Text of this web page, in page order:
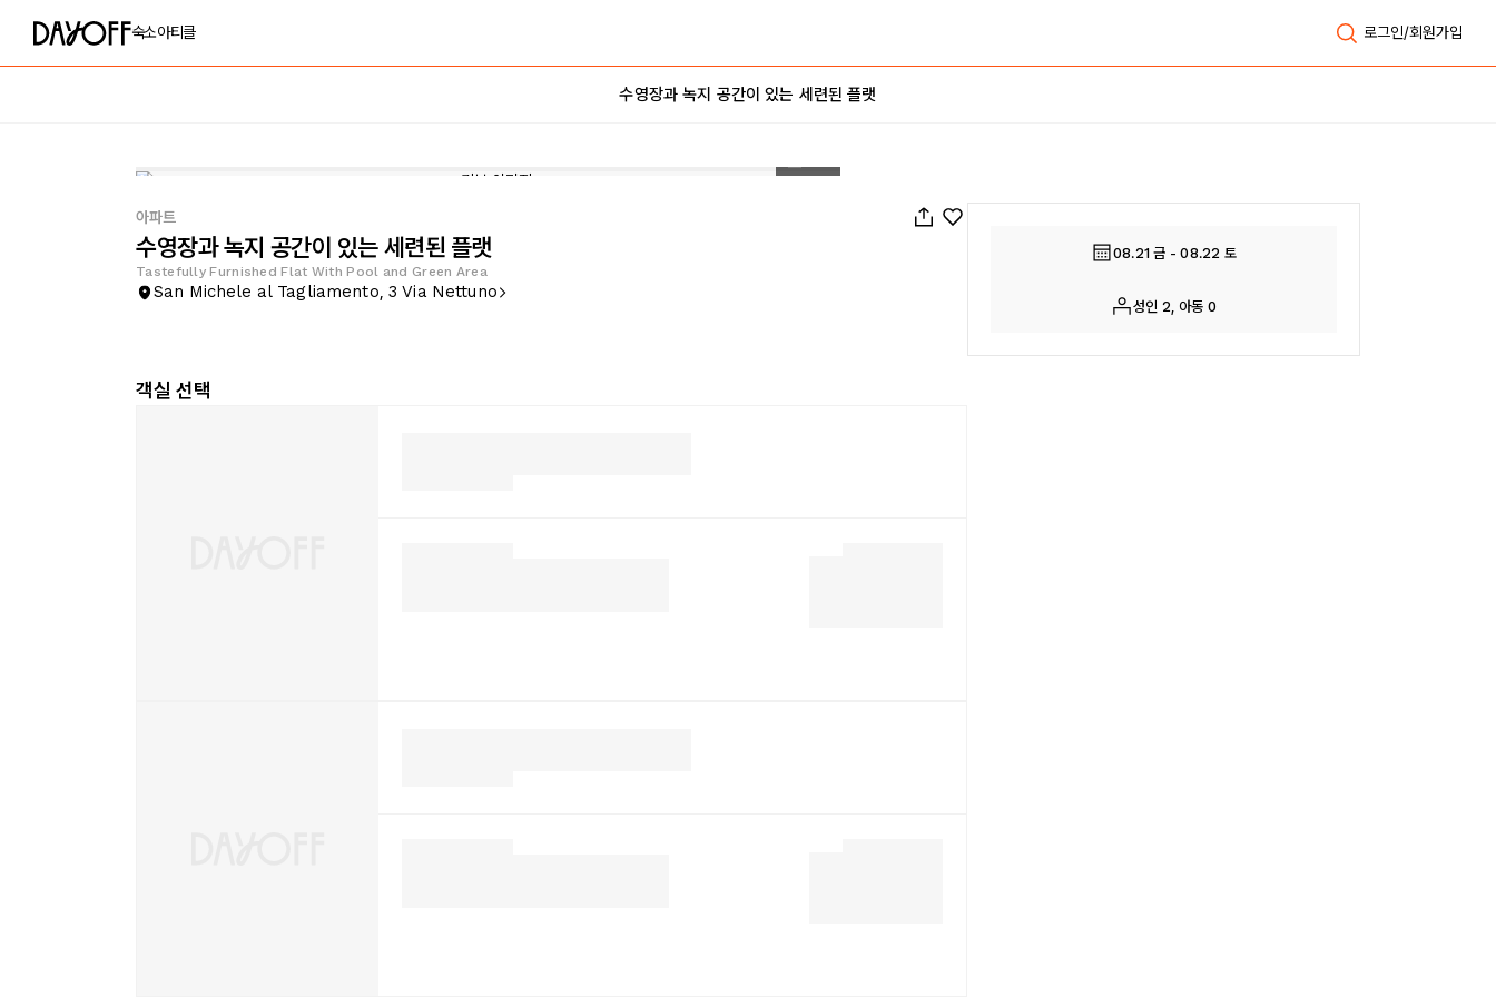
숙소아티클 로그인/회원가입
수영장과 녹지 공간이 있는 세련된 플랫
아파트
수영장과 녹지 공간이 있는 세련된 플랫
Tastefully Furnished Flat With Pool and Green Area
San Michele al Tagliamento, 3 Via Nettuno
객실 선택
08.21 금 - 08.22 토
성인 2, 아동 0